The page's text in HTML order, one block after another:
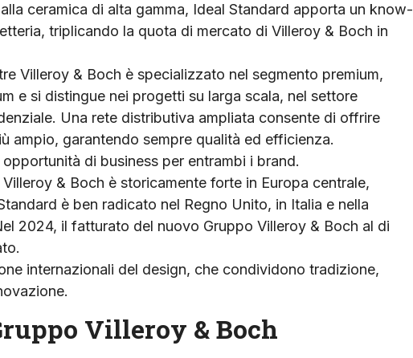
ceramica di alta gamma, Ideal Standard apporta un know-
triplicando la quota di mercato di Villeroy & Boch in
Villeroy & Boch è specializzato nel segmento premium,
e si distingue nei progetti su larga scala, nel settore
Una rete distributiva ampliata consente di offrire
ampio, garantendo sempre qualità ed efficienza.
di business per entrambi i brand.
Villeroy & Boch è storicamente forte in Europa centrale,
è ben radicato nel Regno Unito, in Italia e nella
2024, il fatturato del nuovo Gruppo Villeroy & Boch al di
internazionali del design, che condividono tradizione,
Villeroy & Boch